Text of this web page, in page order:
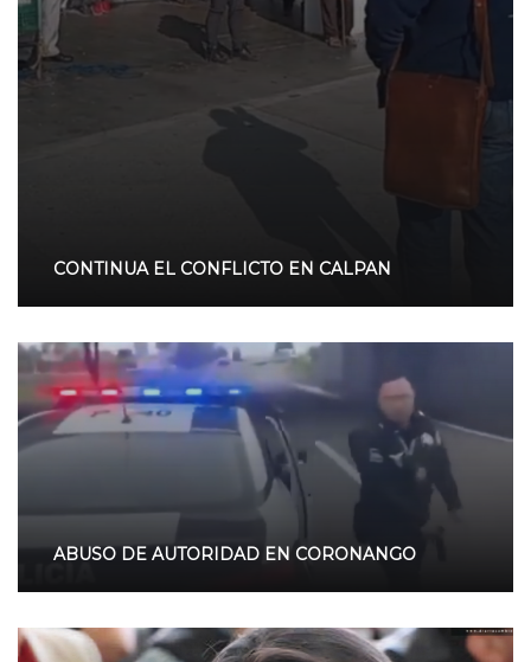
CONTINUA EL CONFLICTO EN CALPAN
ABUSO DE AUTORIDAD EN CORONANGO